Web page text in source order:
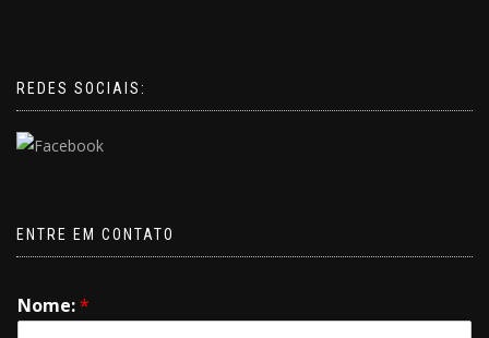
REDES SOCIAIS:
ENTRE EM CONTATO
Nome:*